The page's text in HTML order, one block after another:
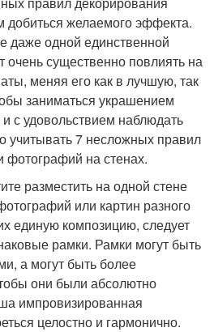
добиться желаемого эффекта.
даже одной единственной
очень существенно повлиять на
меняя его как в лучшую, так
заниматься украшением
с удовольствием наблюдать
учитывать 7 несложных правил
фотографий на стенах.
разместить на одной стене
или картин разного
единую композицию, следует
рамки. Рамки могут быть
а могут быть более
они были абсолютно
импровизированная
целостно и гармонично.